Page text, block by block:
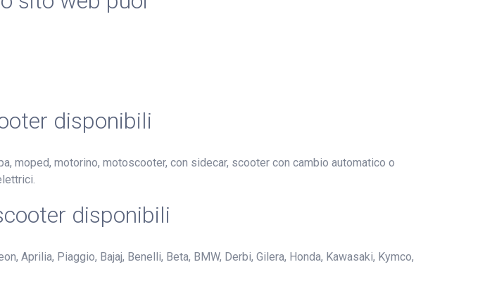
disponibili
motorino, motoscooter, con sidecar, scooter con cambio automatico o
disponibili
Aprilia, Piaggio, Bajaj, Benelli, Beta, BMW, Derbi, Gilera, Honda, Kawasaki, Kymco,